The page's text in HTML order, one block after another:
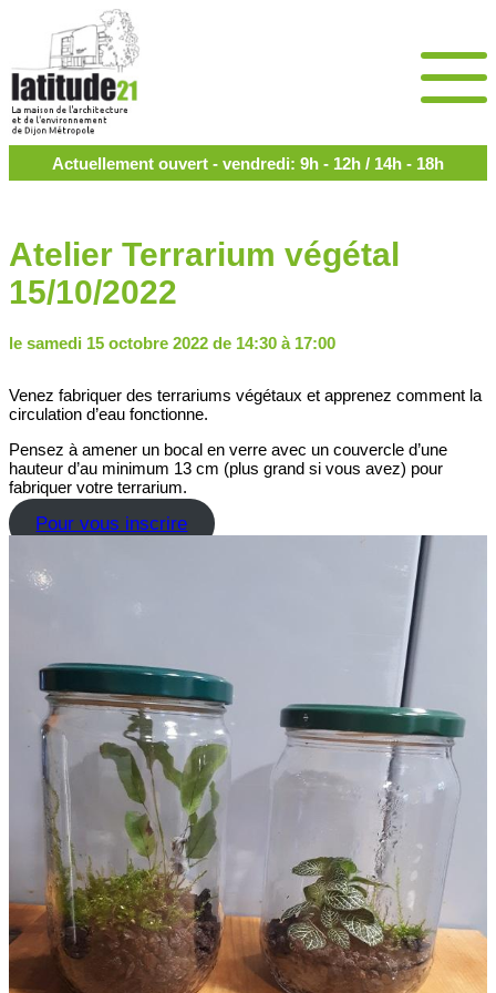
Actuellement ouvert - vendredi: 9h - 12h / 14h - 18h
Atelier Terrarium végétal
15/10/2022
le samedi 15 octobre 2022 de 14:30 à 17:00
Venez fabriquer des terrariums végétaux et apprenez comment la
circulation d’eau fonctionne.
Pensez à amener un bocal en verre avec un couvercle d’une
hauteur d’au minimum 13 cm (plus grand si vous avez) pour
fabriquer votre terrarium.
Pour vous inscrire